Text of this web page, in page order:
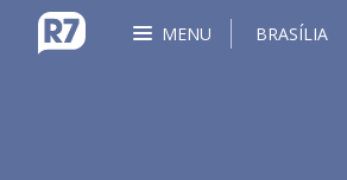
MENU BRASÍLIA